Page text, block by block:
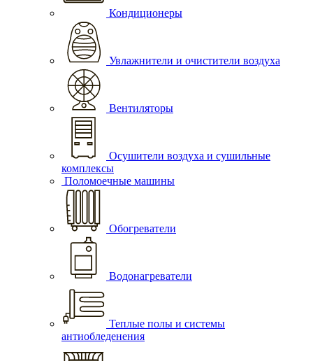
Кондиционеры
Увлажнители и очистители воздуха
Вентиляторы
Осушители воздуха и сушильные
комплексы
Поломоечные машины
Обогреватели
Водонагреватели
Теплые полы и системы
антиобледенения